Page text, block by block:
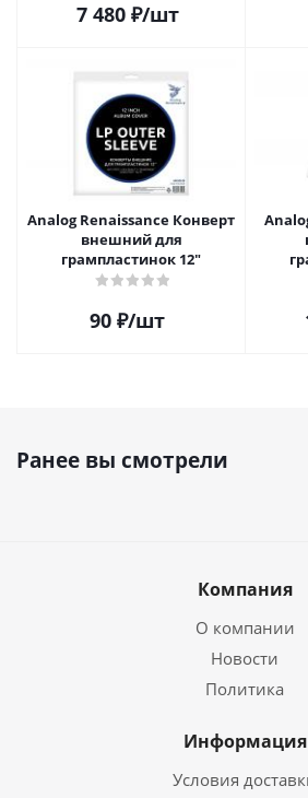
7 480₽/шт
Analog Renaissance Конверт
внешний для
грампластинок 12"
90 ₽/шт
Ранее вы смотрели
Компания
О компании
Новости
Политика
Информация
Условия